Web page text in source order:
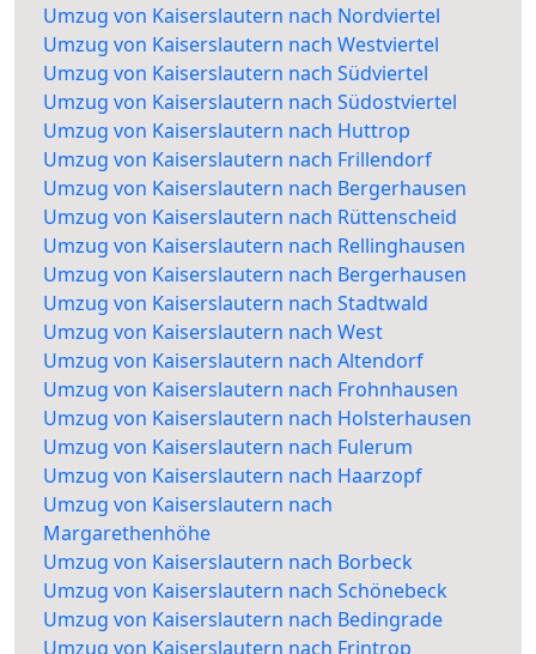
Umzug von Kaiserslautern nach Nordviertel
Umzug von Kaiserslautern nach Westviertel
Umzug von Kaiserslautern nach Südviertel
Umzug von Kaiserslautern nach Südostviertel
Umzug von Kaiserslautern nach Huttrop
Umzug von Kaiserslautern nach Frillendorf
Umzug von Kaiserslautern nach Bergerhausen
Umzug von Kaiserslautern nach Rüttenscheid
Umzug von Kaiserslautern nach Rellinghausen
Umzug von Kaiserslautern nach Bergerhausen
Umzug von Kaiserslautern nach Stadtwald
Umzug von Kaiserslautern nach West
Umzug von Kaiserslautern nach Altendorf
Umzug von Kaiserslautern nach Frohnhausen
Umzug von Kaiserslautern nach Holsterhausen
Umzug von Kaiserslautern nach Fulerum
Umzug von Kaiserslautern nach Haarzopf
Umzug von Kaiserslautern nach
Margarethenhöhe
Umzug von Kaiserslautern nach Borbeck
Umzug von Kaiserslautern nach Schönebeck
Umzug von Kaiserslautern nach Bedingrade
Umzug von Kaiserslautern nach Frintrop